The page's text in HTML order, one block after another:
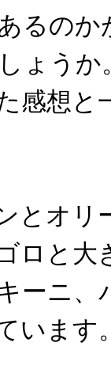
るの
ょうか
感想と
とオリ
ロと
ーニ
います